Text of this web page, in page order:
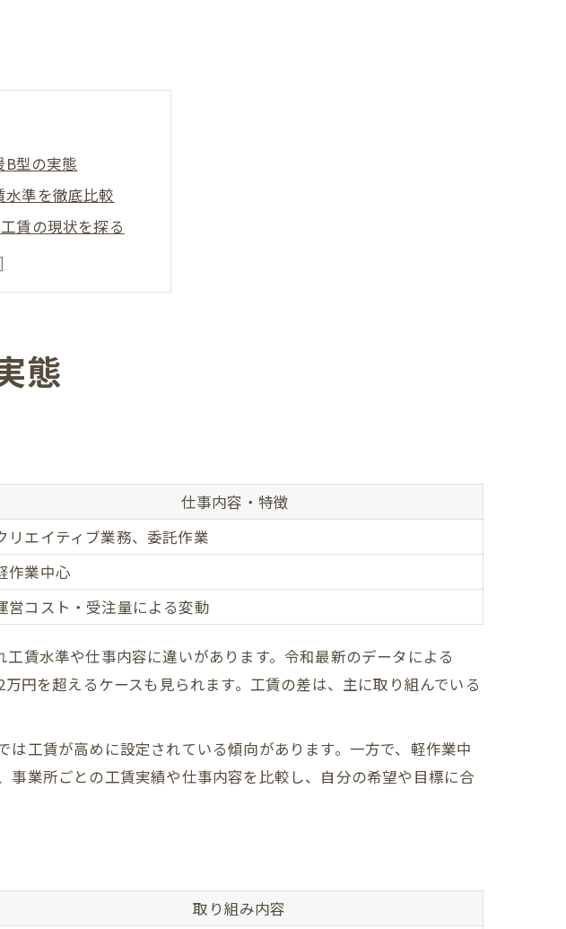
型の実態
準を徹底比較
賃の現状を探る
選びのコツ
型利用のポイント
報告の特徴
テーマ別で比較
の工夫
ポイント
件を一覧で確認
や条件を解説
利用パターン
手続きの流れ
めの比較表
続支援B型を探す
選び方
指す方法
態
仕事内容・特徴
リエイティブ業務、委託作業
作業中心
営コスト・受注量による変動
賃水準や仕事内容に違いがあります。令和最新のデータによる
円を超えるケースも見られます。工賃の差は、主に取り組んでいる
工賃が高めに設定されている傾向があります。一方で、軽作業中
業所ごとの工賃実績や仕事内容を比較し、自分の希望や目標に合
取り組み内容